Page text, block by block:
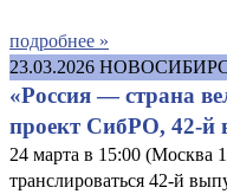
подробнее »
23.03.2026
«Россия — страна
проект СибРО, 42-й
24 марта в 15:00 (Москва
транслироваться 42-й